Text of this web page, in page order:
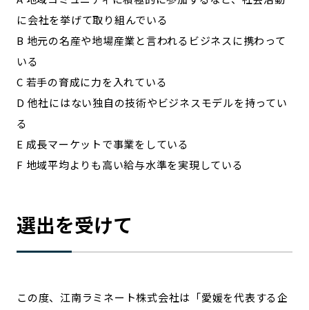
に会社を挙げて取り組んでいる
B 地元の名産や地場産業と言われるビジネスに携わって
いる
C 若手の育成に力を入れている
D 他社にはない独自の技術やビジネスモデルを持ってい
る
E 成長マーケットで事業をしている
F 地域平均よりも高い給与水準を実現している
選出を受けて
この度、江南ラミネート株式会社は「愛媛を代表する企